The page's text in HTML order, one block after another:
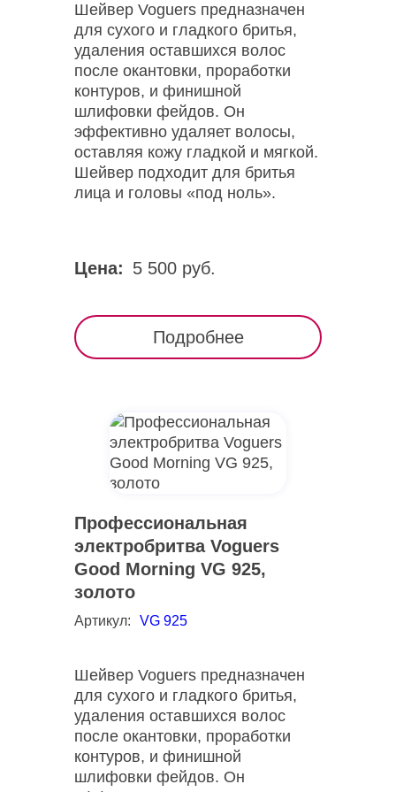
Шейвер Voguers предназначен
для сухого и гладкого бритья,
удаления оставшихся волос
после окантовки, проработки
контуров, и финишной
шлифовки фейдов. Он
эффективно удаляет волосы,
оставляя кожу гладкой и мягкой.
Шейвер подходит для бритья
лица и головы «под ноль».
Цена: 5 500 руб.
Подробнее
Профессиональная
электробритва Voguers
Good Morning VG 925,
золото
Артикул: VG 925
Шейвер Voguers предназначен
для сухого и гладкого бритья,
удаления оставшихся волос
после окантовки, проработки
контуров, и финишной
шлифовки фейдов. Он